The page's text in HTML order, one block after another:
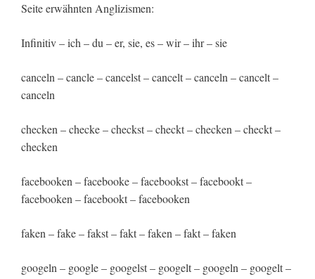
Seite erwähnten Anglizismen:
Infinitiv – ich – du – er, sie, es – wir – ihr – sie
canceln – cancle – cancelst – cancelt – canceln – cancelt –
canceln
checken – checke – checkst – checkt – checken – checkt –
checken
facebooken – facebooke – facebookst – facebookt –
facebooken – facebookt – facebooken
faken – fake – fakst – fakt – faken – fakt – faken
googeln – google – googelst – googelt – googeln – googelt –